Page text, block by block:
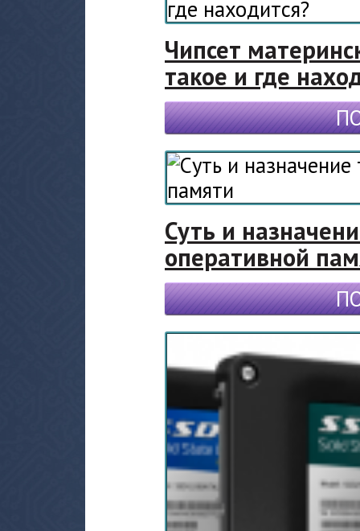
Чипсет
такое и где
Суть и
оперативной